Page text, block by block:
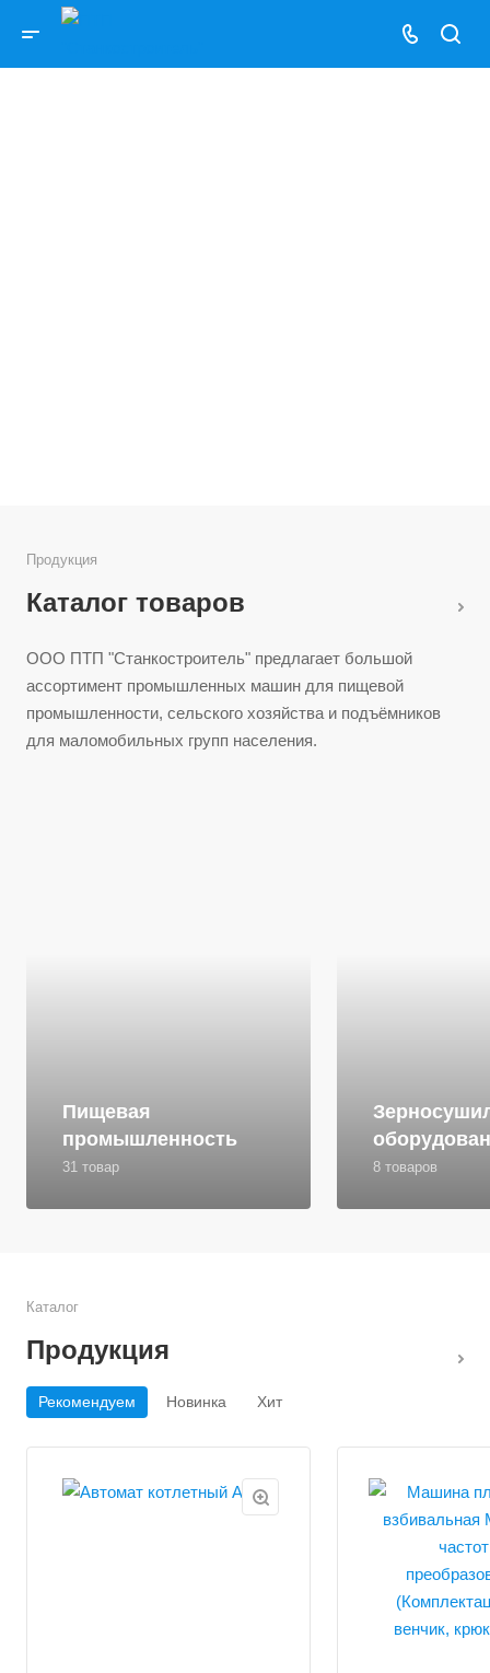
Продукция
Каталог товаров
ООО ПТП "Станкостроитель" предлагает большой
ассортимент промышленных машин для пищевой
промышленности, сельского хозяйства и подъёмников
для маломобильных групп населения.
Пищевая
промышленность
31 товар 8 товаров
Каталог
Продукция
Рекомендуем Новинка Хит
Вместимость дежи не менее,
л
190